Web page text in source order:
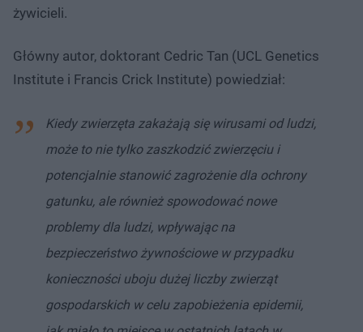
żywicieli.
Główny autor, doktorant Cedric Tan (UCL Genetics
Institute i Francis Crick Institute) powiedział:
Kiedy zwierzęta zakażają się wirusami od ludzi,
może to nie tylko zaszkodzić zwierzęciu i
potencjalnie stanowić zagrożenie dla ochrony
gatunku, ale również spowodować nowe
problemy dla ludzi, wpływając na
bezpieczeństwo żywnościowe w przypadku
konieczności uboju dużej liczby zwierząt
gospodarskich w celu zapobieżenia epidemii,